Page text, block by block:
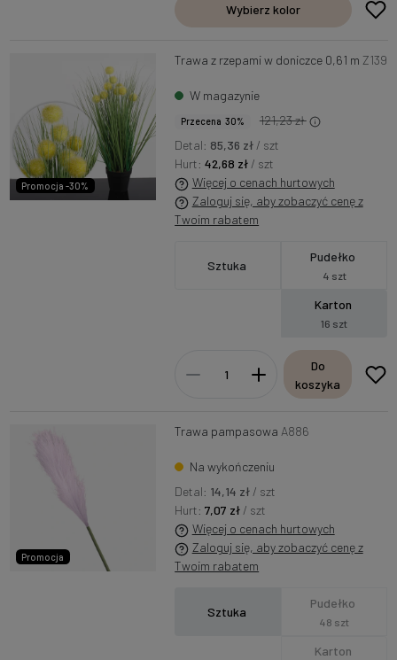
Wybierz kolor
Promocja -30%
Trawa z rzepami w doniczce 0,61 m Z139
W magazynie
Przecena 30%
121,23 zł
Detal: 85,36 zł/ szt
Hurt:42,68 zł/ szt
Więcej o cenach hurtowych
Zaloguj się, aby zobaczyć cenę z
Twoim rabatem
Sztuka
Pudełko
4 szt
Karton
16 szt
Do
koszyka
Promocja
Trawa pampasowa A886
Na wykończeniu
Detal: 14,14 zł/ szt
Hurt:7,07 zł/ szt
Więcej o cenach hurtowych
Zaloguj się, aby zobaczyć cenę z
Twoim rabatem
Sztuka
Pudełko
48 szt
Karton